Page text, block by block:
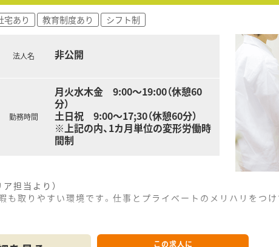
宅あり 教育制度あり シフト制
法人名 非公開
勤務時間
月火水木金 9:00～19:00（休憩60
分）
土日祝 9:00～17;30（休憩60分）
※上記の内、1カ月単位の変形労働時
間制
担当より）
も取りやすい環境です。仕事とプライベートのメリハリをつ
この求人に